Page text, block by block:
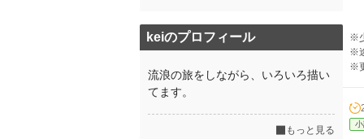
※
※
※
小
keiのプロフィール
流浪の旅をしながら、いろいろ描い
てます。
もっと見る